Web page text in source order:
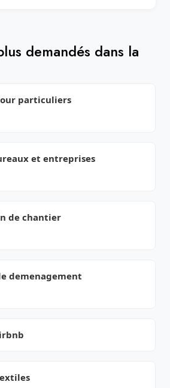
demandés dans la
particuliers
et entreprises
de chantier
demenagement